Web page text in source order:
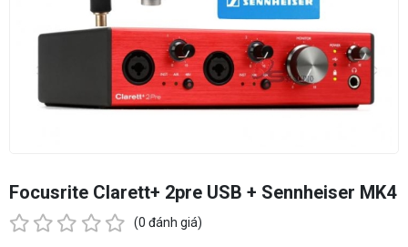
Focusrite Clarett+ 2pre USB + Sennheiser MK4
(0 đánh giá)